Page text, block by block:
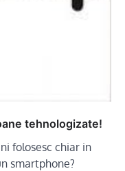
tehnologizate!
folosesc chiar in
smartphone?